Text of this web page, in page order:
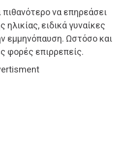
να επηρεάσει
ειδικά γυναίκες
εμμηνόπαυση. Ωστόσο και
φορές επιρρεπείς.